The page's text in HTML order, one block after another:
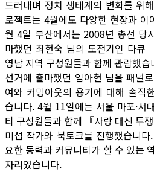
드러내며 정치 생태계의 변화를 위
로젝트는 4월에도 다양한 현장과
월 4일 부산에서는 2008년 총선 당
마했던 최현숙 님의 도전기인 다큐
영남 지역 구성원들과 함께 관람했
선거에 출마했던 임아현 님을 패널
여와 커밍아웃의 용기에 대해 솔직
습니다. 4월 11일에는 서울 마포·서
티 구성원들과 함께 『사랑 대신 투
미섭 작가와 북토크를 진행했습니
요한 동력과 커뮤니티가 할 수 있는
자리였습니다.